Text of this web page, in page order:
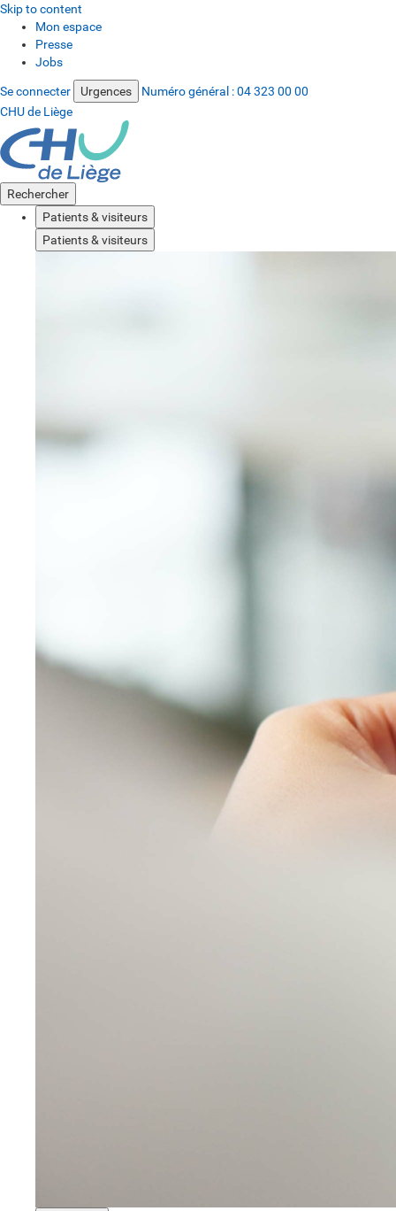
Skip to content
Mon espace
Presse
Jobs
Se connecter Urgences Numéro général :04 323 00 00
CHU de Liège
Rechercher
Patients & visiteurs
Patients & visiteurs